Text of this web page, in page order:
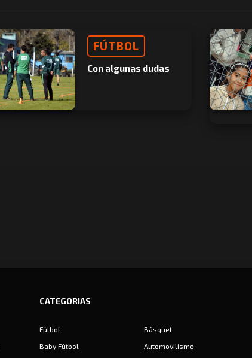
FÚTBOL
Con algunas dudas
CATEGORIAS
Fútbol
Básquet
Baby Fútbol
Automovilismo